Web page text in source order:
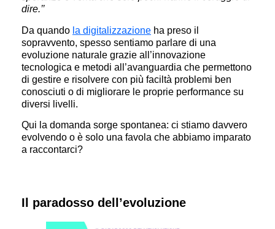
dire.’’
Da quando la digitalizzazione ha preso il
sopravvento, spesso sentiamo parlare di una
evoluzione naturale grazie all’innovazione
tecnologica e metodi all’avanguardia che permettono
di gestire e risolvere con più faciltà problemi ben
conosciuti o di migliorare le proprie performance su
diversi livelli.
Qui la domanda sorge spontanea: ci stiamo davvero
evolvendo o è solo una favola che abbiamo imparato
a raccontarci?
Il paradosso dell’evoluzione